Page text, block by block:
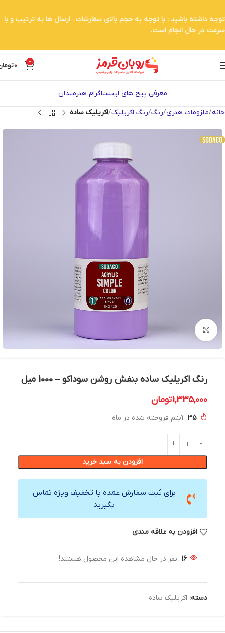
0
0
معرفی پیج های اینستاگرام هنرمندان
خانه ملزومات هنری رنگ رنگ اکریلیک اکریلیک ساده
بزرگنمایی تصویر
رنگ اکریلیک ساده بنفش روشن سوداکو – 1000 میل
1,335,000تومان
35 آیتم فروخته شده در ماه
افزودن به سبد خرید
برای ثبت سفارش عمده با تخفیف ویژه تماس
بگیرید
افزودن به علاقه مندی
16 نفر در حال مشاهده این محصول هستند!
دسته: اکریلیک ساده
توجه داشته باشید : با توجه به حجم بالای سفارشات . ارسال ها به ترتیب و با
سرعت در حال انجام است.